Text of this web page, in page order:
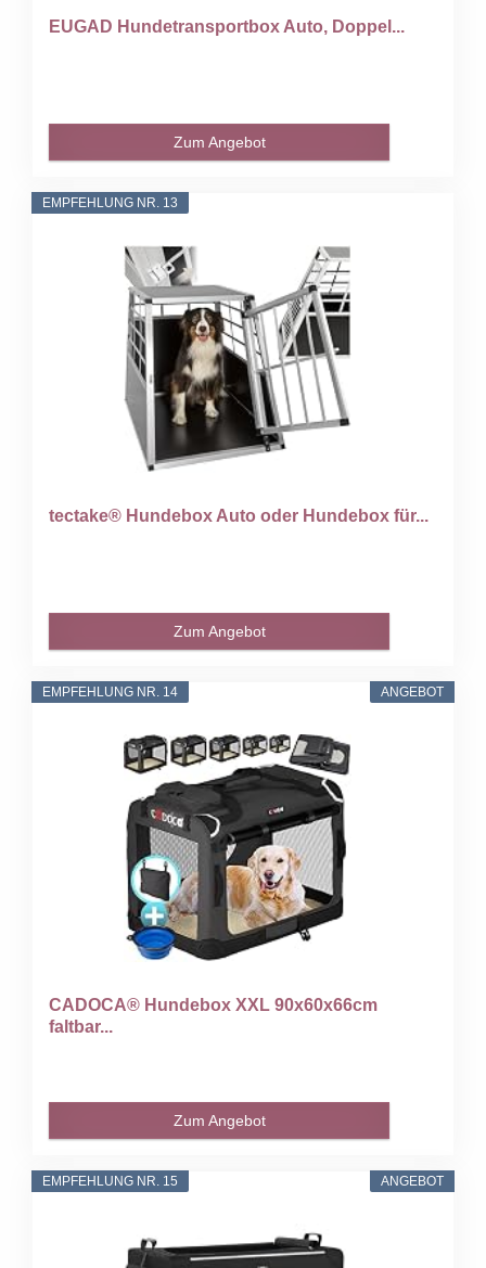
EUGAD Hundetransportbox Auto, Doppel...
Zum Angebot
EMPFEHLUNG NR. 13
tectake® Hundebox Auto oder Hundebox für...
Zum Angebot
ANGEBOT
EMPFEHLUNG NR. 14
CADOCA® Hundebox XXL 90x60x66cm
faltbar...
Zum Angebot
ANGEBOT
EMPFEHLUNG NR. 15